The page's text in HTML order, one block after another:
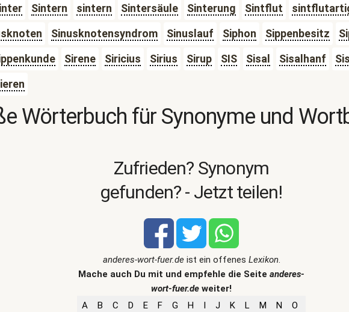
Sintern sintern Sintersäule Sinterung Sintflut
Sinusknotensyndrom Sinuslauf Siphon Sippenbesitz
Sirene Siricius Sirius Sirup SIS Sisal Sisalhanf
Wörterbuch für Synonyme und
Zufrieden? Synonym
gefunden? - Jetzt teilen!
anderes-wort-fuer.deist ein offenes Lexikon.
Mache auch Du mit und empfehle die Seite anderes-
wort-fuer.de weiter!
A
B C D E F G H I J K L M N O